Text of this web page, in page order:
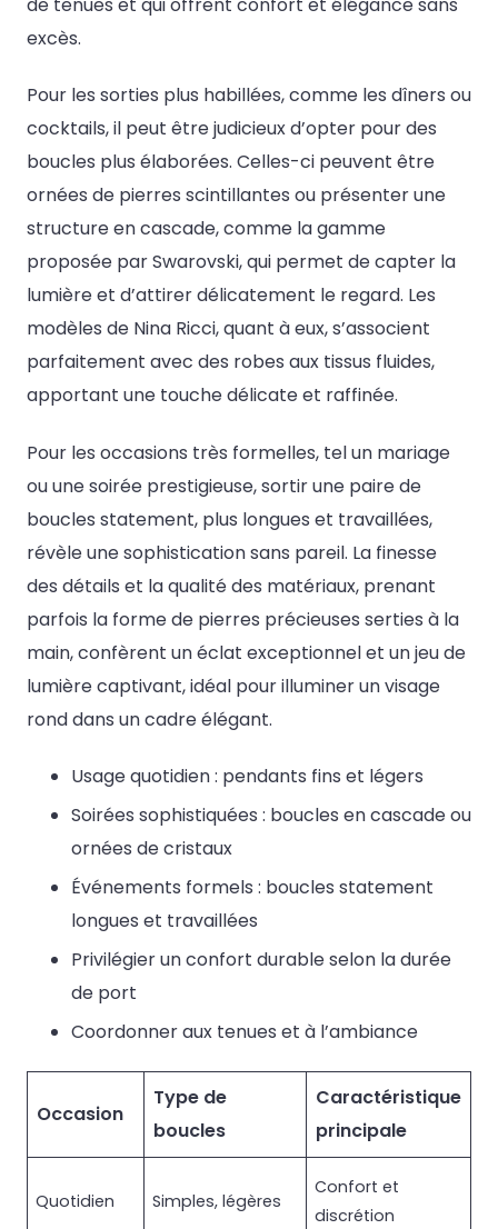
de tenues et qui offrent confort et élégance sans
excès.
Pour les sorties plus habillées, comme les dîners ou
cocktails, il peut être judicieux d’opter pour des
boucles plus élaborées. Celles-ci peuvent être
ornées de pierres scintillantes ou présenter une
structure en cascade, comme la gamme
proposée par Swarovski, qui permet de capter la
lumière et d’attirer délicatement le regard. Les
modèles de Nina Ricci, quant à eux, s’associent
parfaitement avec des robes aux tissus fluides,
apportant une touche délicate et raffinée.
Pour les occasions très formelles, tel un mariage
ou une soirée prestigieuse, sortir une paire de
boucles statement, plus longues et travaillées,
révèle une sophistication sans pareil. La finesse
des détails et la qualité des matériaux, prenant
parfois la forme de pierres précieuses serties à la
main, confèrent un éclat exceptionnel et un jeu de
lumière captivant, idéal pour illuminer un visage
rond dans un cadre élégant.
Usage quotidien : pendants fins et légers
Soirées sophistiquées : boucles en cascade ou
ornées de cristaux
Événements formels : boucles statement
longues et travaillées
Privilégier un confort durable selon la durée
de port
Coordonner aux tenues et à l’ambiance
Occasion
Type de
boucles
Caractéristique
principale
Quotidien Simples, légères
Confort et
discrétion